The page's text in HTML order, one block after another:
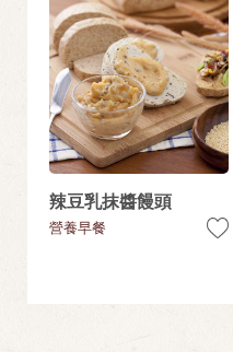
辣豆乳抹醬饅頭
營養早餐